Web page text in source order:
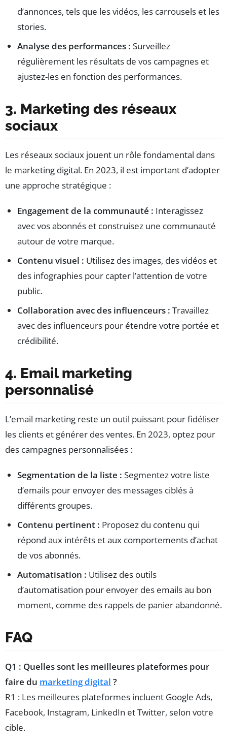
d’annonces, tels que les vidéos, les carrousels et les
stories.
Analyse des performances : Surveillez
régulièrement les résultats de vos campagnes et
ajustez-les en fonction des performances.
3. Marketing des réseaux
sociaux
Les réseaux sociaux jouent un rôle fondamental dans
le marketing digital. En 2023, il est important d’adopter
une approche stratégique :
Engagement de la communauté : Interagissez
avec vos abonnés et construisez une communauté
autour de votre marque.
Contenu visuel : Utilisez des images, des vidéos et
des infographies pour capter l’attention de votre
public.
Collaboration avec des influenceurs : Travaillez
avec des influenceurs pour étendre votre portée et
crédibilité.
4. Email marketing
personnalisé
L’email marketing reste un outil puissant pour fidéliser
les clients et générer des ventes. En 2023, optez pour
des campagnes personnalisées :
Segmentation de la liste : Segmentez votre liste
d’emails pour envoyer des messages ciblés à
différents groupes.
Contenu pertinent : Proposez du contenu qui
répond aux intérêts et aux comportements d’achat
de vos abonnés.
Automatisation : Utilisez des outils
d’automatisation pour envoyer des emails au bon
moment, comme des rappels de panier abandonné.
FAQ
Q1 : Quelles sont les meilleures plateformes pour
faire du marketing digital ?
R1 : Les meilleures plateformes incluent Google Ads,
Facebook, Instagram, LinkedIn et Twitter, selon votre
cible.